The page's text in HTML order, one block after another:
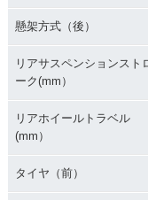
懸架方式（後）
リアサスペンションスト
ーク(mm）
リアホイールトラベル
(mm）
タイヤ（前）